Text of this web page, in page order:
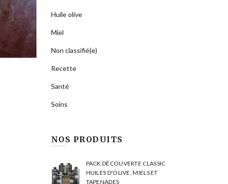
Huile olive
Miel
Non classifié(e)
Recette
Santé
Soins
NOS PRODUITS
PACK DÉCOUVERTE CLASSIC
HUILES D'OLIVE, MIELS ET
TAPENADES